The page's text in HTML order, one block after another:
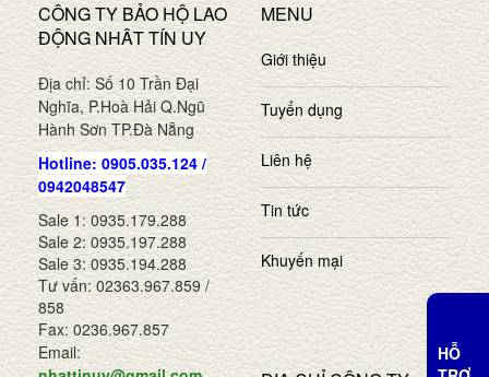
CÔNG TY BẢO HỘ LAO
ĐỘNG NHÂT TÍN UY
Địa chỉ: Số 10 Trần Đại
Nghĩa, P.Hoà Hải Q.Ngũ
Hành Sơn TP.Đà Nẵng
Hotline: 0905.035.124 /
0942048547
Sale 1: 0935.179.288
Sale 2: 0935.197.288
Sale 3: 0935.194.288
Tư vấn: 02363.967.859 /
858
Fax: 0236.967.857
Email:
MENU
Giới thiệu
Tuyển dụng
Liên hệ
Tin tức
Khuyến mại
HỖ